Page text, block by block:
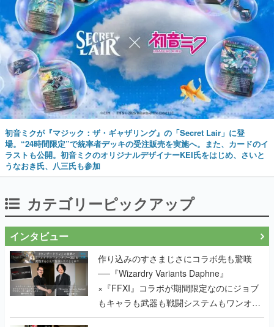
初音ミクが『マジック：ザ・ギャザリング』の「Secret Lair」に登
場。“24時間限定”で統率者デッキの受注販売を実施へ。また、カードのイ
ラストも公開。初音ミクのオリジナルデザイナーKEI氏をはじめ、さいと
うなおき氏、八三氏も参加
カテゴリーピックアップ
インタビュー
作り込みのすさまじさにコラボ先も驚嘆
──『Wizardry Variants Daphne』
×『FFXI』コラボが期間限定なのにジョブ
もキャラも武器も戦闘システムもワンオフ
で作り込まれた理由を両ディレクターに聞